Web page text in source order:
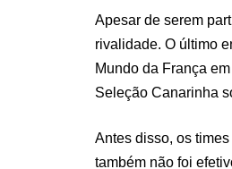
Apesar de serem
rivalidade. O último
Mundo da França
Seleção Canarinha
Antes disso, os
também não foi